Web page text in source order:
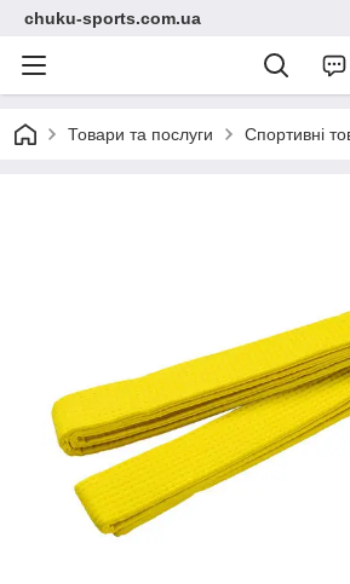
chuku-sports.com.ua
Товари та послуги Спортивні